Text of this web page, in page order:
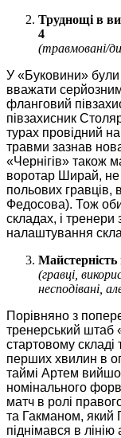
Труднощі в
4
(травмовані/
У «Буковини»
вважати
фланговий
півзахисник
турах провідний
травми зазнав
«Чернігів» також
воротар Ширай, не
польових гравців,
Федосова). Тож
складах, і
налаштування
Майстерність
(гравці,
несподівані,
Порівняно з
тренерський штаб
стартовому складі
перших хвилин в
таймі Артем
номінального
матч в ролі
та Гакманом, який
піднімався в